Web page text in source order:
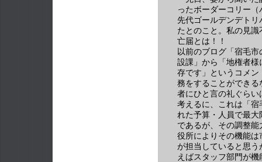
ったボーダーコリー
先代ゴールデンデト
たとのこと。私の見
亡届とは！！
以前のブログ「宿毛
設課」から「地権者
存です」というコメ
務をすることができ
者にひと言の礼ぐら
考えるに、これは「
れた予算・人員で最
であるが、その調整
役所によりその機能
が担当していると思
えばスタッフ部門が